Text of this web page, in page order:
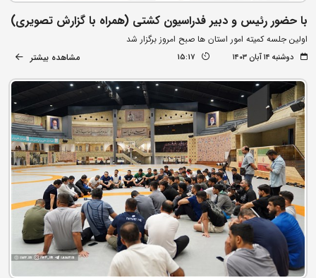
با حضور رئیس و دبیر فدراسیون کشتی (همراه با گزارش تصویری)
اولین جلسه کمیته امور استان ها صبح امروز برگزار شد
دوشنبه ۱۴ آبان ۱۴۰۳ 15:17 مشاهده بیشتر